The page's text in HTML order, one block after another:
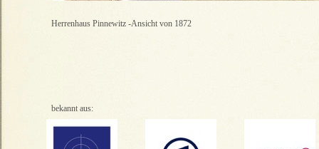
Herrenhaus Pinnewitz -Ansicht von 1872
bekannt aus: